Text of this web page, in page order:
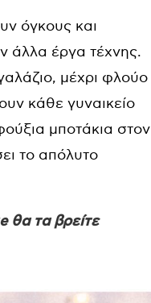
όγκους και
άλλα έργα τέχνης.
μέχρι φλούο
κάθε γυναικείο
μποτάκια στον
το απόλυτο
θα τα βρείτε